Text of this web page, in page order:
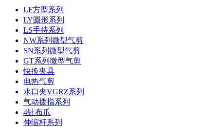
LF方型系列
LY圆形系列
LS手持系列
NW系列微型气剪
SN系列微型气剪
GT系列微型气剪
快换夹具
电热气剪
水口夹VGRZ系列
气动拨指系列
4针布爪
伸缩杆系列